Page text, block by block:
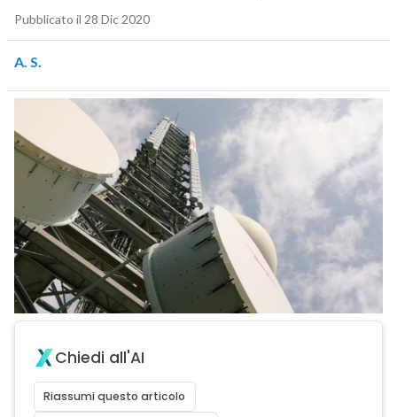
Pubblicato il 28 Dic 2020
A. S.
Chiedi all'AI
Riassumi questo articolo